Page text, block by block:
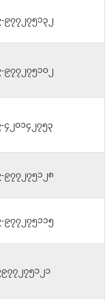
၉၇၇၂၇၅၁၃၂
၉၇၇၂၇၅၁၀၂
၄၂၀၁၄၂၇၅၃
၉၇၇၂၇၅၁၂၈
၉၇၇၂၇၅၁၁၅
၇၇၂၇၅၁၂၁